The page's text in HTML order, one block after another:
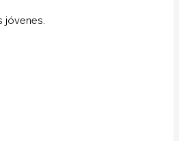
jóvenes.